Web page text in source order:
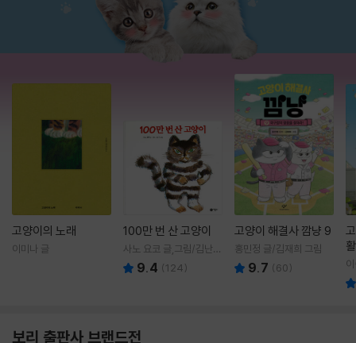
고양이의 노래
이미나 글
100만 번 산 고양이
사노 요코 글,그림/김난주
역 9.4 (124)
고양이 해결사 깜냥 9
홍민정 글/김재희 그림
9.7 (60)
보리 출판사 브랜드전